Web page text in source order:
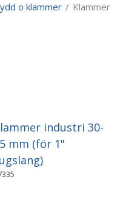
o klammer / Klammer
industri 30-
mm (för 1"